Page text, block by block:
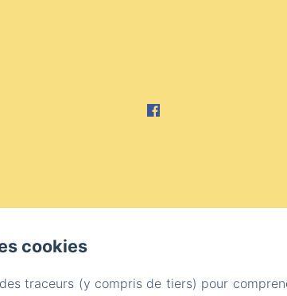
cookies
traceurs (y compris de tiers) pour